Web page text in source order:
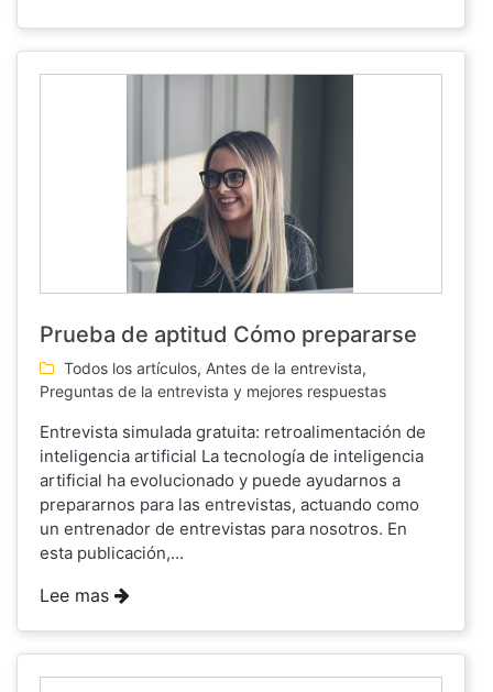
Prueba de aptitud Cómo prepararse
Todos los artículos, Antes de la entrevista,
Preguntas de la entrevista y mejores respuestas
Entrevista simulada gratuita: retroalimentación de
inteligencia artificial La tecnología de inteligencia
artificial ha evolucionado y puede ayudarnos a
prepararnos para las entrevistas, actuando como
un entrenador de entrevistas para nosotros. En
esta publicación,…
Lee mas